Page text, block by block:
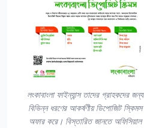
লংকাবাংলা ফাইন্যান্স তাদের গ্রাহকদের জন্য
বিভিন্ন ধরণের আকর্ষণীয় ডিপোজিট স্কিমস
অফার করে। বিস্তারিত জানতে অফিসিয়াল